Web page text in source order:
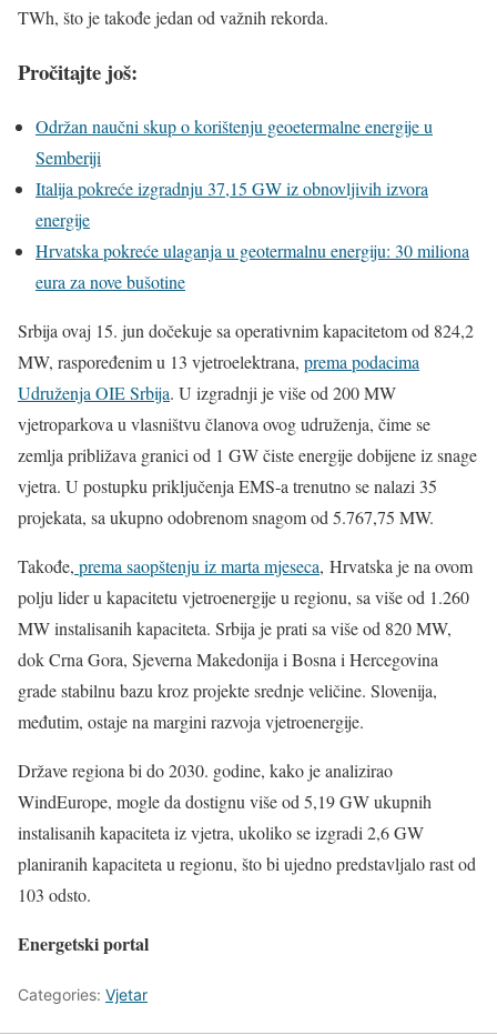
TWh, što je takođe jedan od važnih rekorda.
Pročitajte još:
Održan naučni skup o korištenju geoetermalne energije u
Semberiji
Italija pokreće izgradnju 37,15 GW iz obnovljivih izvora
energije
Hrvatska pokreće ulaganja u geotermalnu energiju: 30 miliona
eura za nove bušotine
Srbija ovaj 15. jun dočekuje sa operativnim kapacitetom od 824,2
MW, raspoređenim u 13 vjetroelektrana, prema podacima
Udruženja OIE Srbija. U izgradnji je više od 200 MW
vjetroparkova u vlasništvu članova ovog udruženja, čime se
zemlja približava granici od 1 GW čiste energije dobijene iz snage
vjetra. U postupku priključenja EMS-a trenutno se nalazi 35
projekata, sa ukupno odobrenom snagom od 5.767,75 MW.
Takođe, prema saopštenju iz marta mjeseca, Hrvatska je na ovom
polju lider u kapacitetu vjetroenergije u regionu, sa više od 1.260
MW instalisanih kapaciteta. Srbija je prati sa više od 820 MW,
dok Crna Gora, Sjeverna Makedonija i Bosna i Hercegovina
grade stabilnu bazu kroz projekte srednje veličine. Slovenija,
međutim, ostaje na margini razvoja vjetroenergije.
Države regiona bi do 2030. godine, kako je analizirao
WindEurope, mogle da dostignu više od 5,19 GW ukupnih
instalisanih kapaciteta iz vjetra, ukoliko se izgradi 2,6 GW
planiranih kapaciteta u regionu, što bi ujedno predstavljalo rast od
103 odsto.
Energetski portal
Categories: Vjetar